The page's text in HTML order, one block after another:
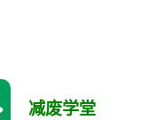
减废学堂